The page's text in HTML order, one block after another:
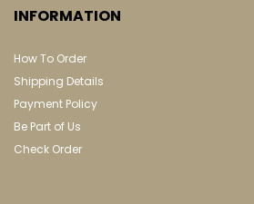
on
page
INFORMATION
How To Order
Shipping Details
Payment Policy
Be Part of Us
Check Order